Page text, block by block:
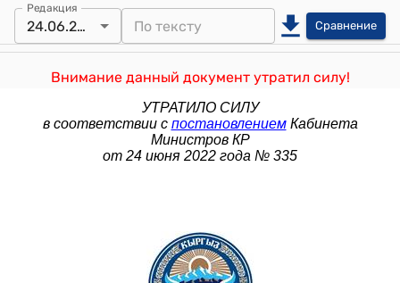
Редакция
24.06.2022 Сравнение
Внимание данный документ утратил силу!